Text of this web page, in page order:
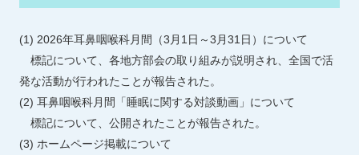
(1) 2026年耳鼻咽喉科月間（3月1日～3月31日）について
標記について、各地方部会の取り組みが説明され、全国で活
発な活動が行われたことが報告された。
(2) 耳鼻咽喉科月間「睡眠に関する対談動画」について
標記について、公開されたことが報告された。
(3) ホームページ掲載について